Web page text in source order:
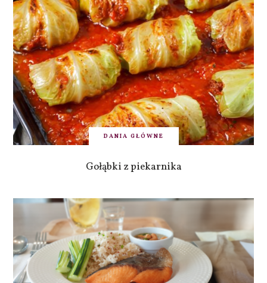
DANIA GŁÓWNE
Gołąbki z piekarnika